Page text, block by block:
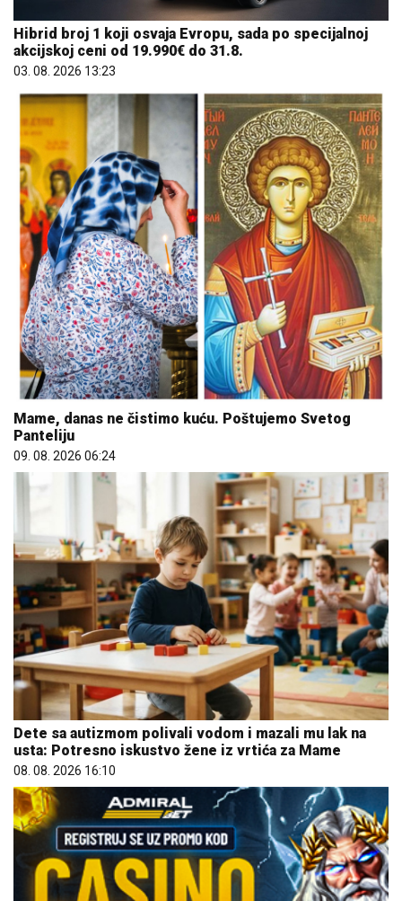
Mame, danas ne čistimo kuću. Poštujemo Svetog
Panteliju
09. 08. 2026 06:24
Dete sa autizmom polivali vodom i mazali mu lak na
usta: Potresno iskustvo žene iz vrtića za Mame
08. 08. 2026 16:10